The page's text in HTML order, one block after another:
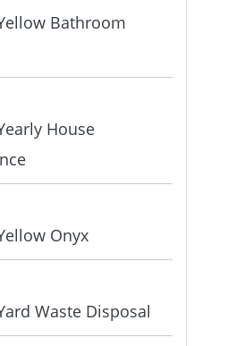
Bathroom
House
Onyx
Waste Disposal